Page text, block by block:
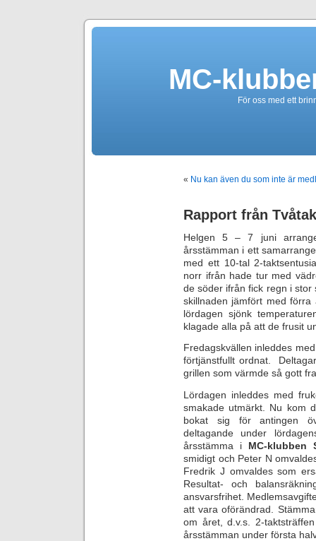
MC-
För oss med ett
« Nu kan även du som inte är
Rapport från
Helgen 5 – 7 juni
årsstämman i ett
med ett 10-tal 2-
norr ifrån hade tur med
de söder ifrån fick regn i
skillnaden jämfört med
lördagen sjönk
klagade alla på att de frusit
Fredagskvällen inleddes
förtjänstfullt ordnat.
grillen som värmde så gott
Lördagen inleddes med
smakade utmärkt. Nu kom
bokat sig för antingen
deltagande under
årsstämma i MC-klubben
smidigt och Peter N
Fredrik J omvaldes som
Resultat- och
ansvarsfrihet.
att vara oförändrad.
om året, d.v.s. 2-
årsstämman under första